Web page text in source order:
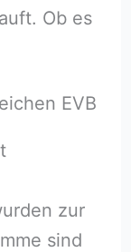
Ob es
EVB
zur
sind